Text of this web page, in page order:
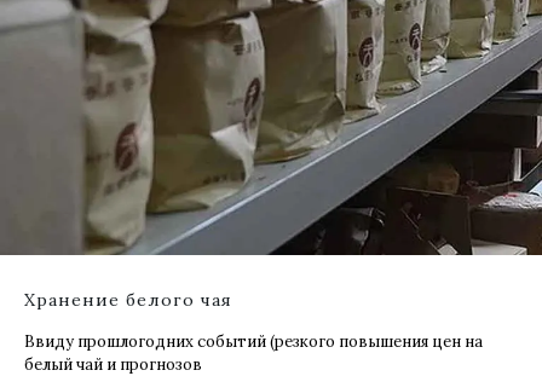
Хранение белого чая
Ввиду прошлогодних событий (резкого повышения цен на
белый чай и прогнозов